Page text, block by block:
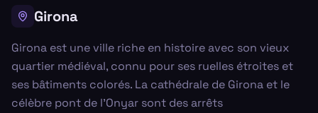
Girona
Girona est une ville riche en histoire avec son vieux
quartier médiéval, connu pour ses ruelles étroites et
ses bâtiments colorés. La cathédrale de Girona et le
célèbre pont de l’Onyar sont des arrêts